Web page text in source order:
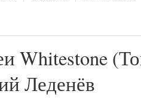
Whitestone
Леденёв